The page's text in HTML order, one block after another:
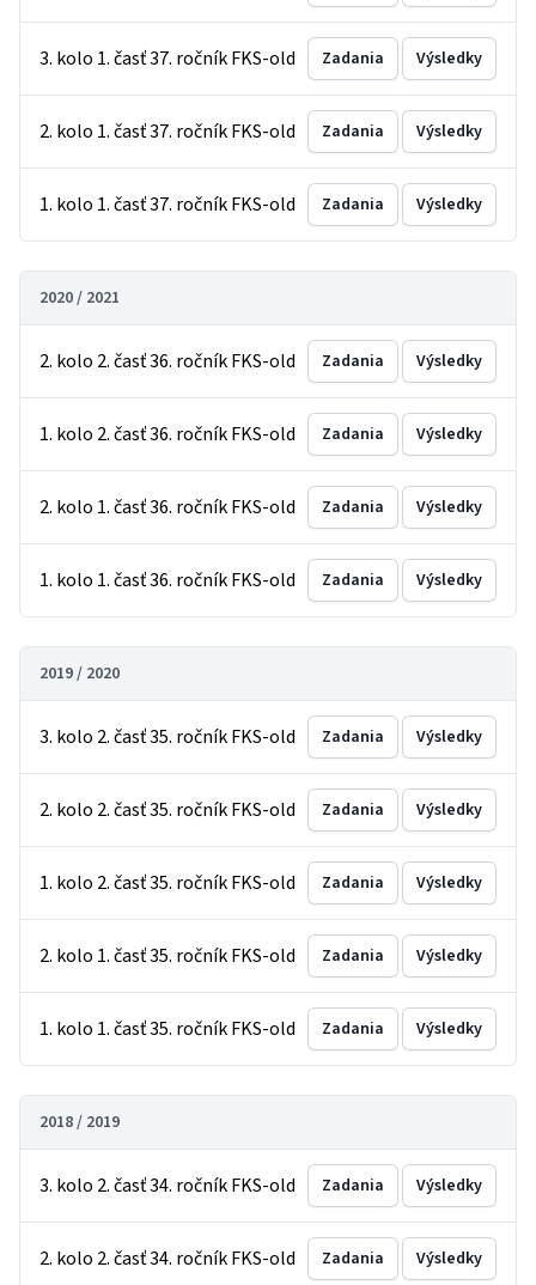
3. kolo 1. časť 37. ročník FKS-old Zadania Výsledky
2. kolo 1. časť 37. ročník FKS-old Zadania Výsledky
1. kolo 1. časť 37. ročník FKS-old Zadania Výsledky
2020 / 2021
2. kolo 2. časť 36. ročník FKS-old Zadania Výsledky
1. kolo 2. časť 36. ročník FKS-old Zadania Výsledky
2. kolo 1. časť 36. ročník FKS-old Zadania Výsledky
1. kolo 1. časť 36. ročník FKS-old Zadania Výsledky
2019 / 2020
3. kolo 2. časť 35. ročník FKS-old Zadania Výsledky
2. kolo 2. časť 35. ročník FKS-old Zadania Výsledky
1. kolo 2. časť 35. ročník FKS-old Zadania Výsledky
2. kolo 1. časť 35. ročník FKS-old Zadania Výsledky
1. kolo 1. časť 35. ročník FKS-old Zadania Výsledky
2018 / 2019
3. kolo 2. časť 34. ročník FKS-old Zadania Výsledky
2. kolo 2. časť 34. ročník FKS-old Zadania Výsledky